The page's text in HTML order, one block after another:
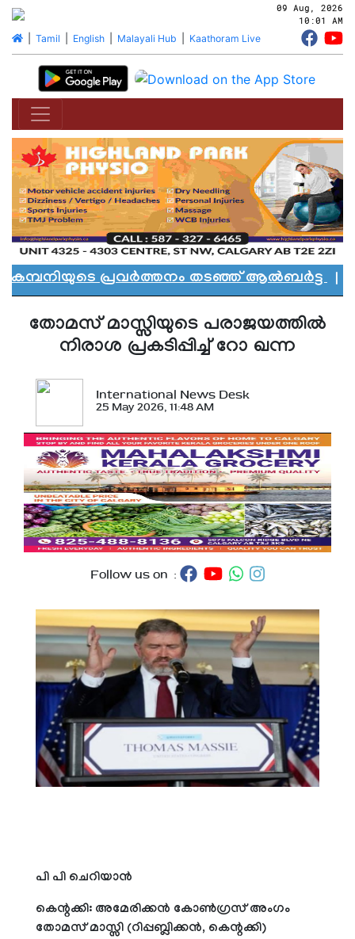
09 Aug, 2026
10:01 AM
| Tamil English| Malayali Hub Kaathoram Live
പ്രവർത്തനം തടഞ്ഞ് ആൽബർട്ട|
തോമസ് മാസ്സിയുടെ പരാജയത്തില്‍
നിരാശ പ്രകടിപ്പിച്ച് റോ ഖന്ന
International News Desk
25 May 2026, 11:48 AM
Follow us on :
പി പി ചെറിയാന്‍
കെന്റക്കി: അമേരിക്കന്‍ കോണ്‍ഗ്രസ് അംഗം
തോമസ് മാസ്സി (റിപ്പബ്ലിക്കന്‍, കെന്റക്കി)